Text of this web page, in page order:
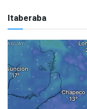
Itaberaba